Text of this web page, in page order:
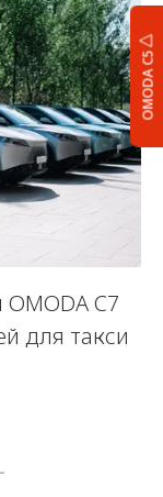
OMODA C5
C7
для такси